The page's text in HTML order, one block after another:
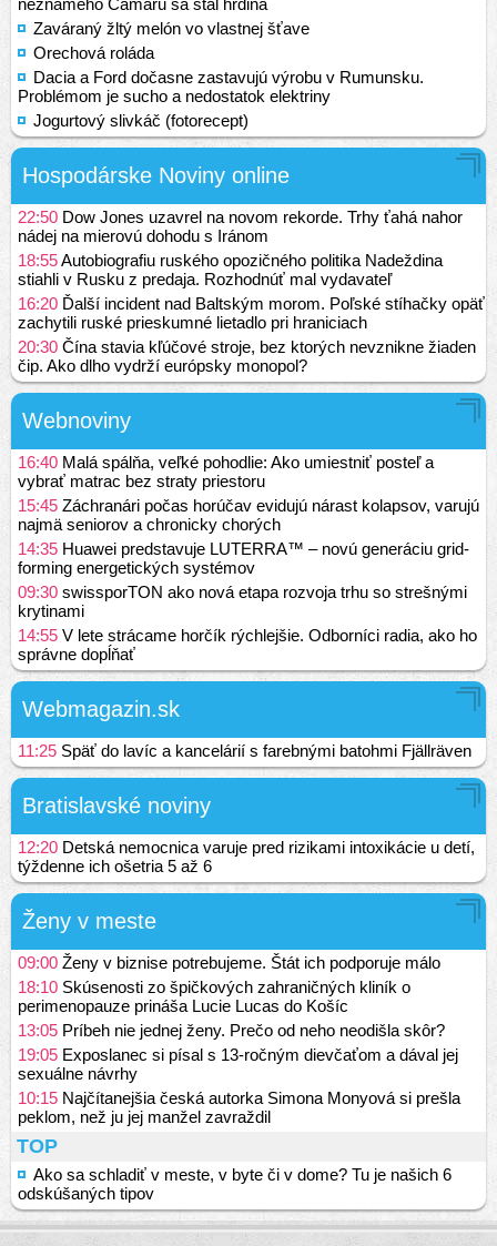
neznámeho Camaru sa stal hrdina
Zaváraný žltý melón vo vlastnej šťave
Orechová roláda
Dacia a Ford dočasne zastavujú výrobu v Rumunsku.
Problémom je sucho a nedostatok elektriny
Jogurtový slivkáč (fotorecept)
Hospodárske Noviny online
22:50 Dow Jones uzavrel na novom rekorde. Trhy ťahá nahor
nádej na mierovú dohodu s Iránom
18:55Autobiografiu ruského opozičného politika Nadeždina
stiahli v Rusku z predaja. Rozhodnúť mal vydavateľ
16:20 Ďalší incident nad Baltským morom. Poľské stíhačky opäť
zachytili ruské prieskumné lietadlo pri hraniciach
20:30 Čína stavia kľúčové stroje, bez ktorých nevznikne žiaden
čip. Ako dlho vydrží európsky monopol?
Webnoviny
16:40 Malá spálňa, veľké pohodlie: Ako umiestniť posteľ a
vybrať matrac bez straty priestoru
15:45 Záchranári počas horúčav evidujú nárast kolapsov, varujú
najmä seniorov a chronicky chorých
14:35 Huawei predstavuje LUTERRA™ – novú generáciu grid-
forming energetických systémov
09:30 swissporTON ako nová etapa rozvoja trhu so strešnými
krytinami
14:55 V lete strácame horčík rýchlejšie. Odborníci radia, ako ho
správne dopĺňať
Webmagazin.sk
11:25 Späť do lavíc a kancelárií s farebnými batohmi Fjällräven
Bratislavské noviny
12:20 Detská nemocnica varuje pred rizikami intoxikácie u detí,
týždenne ich ošetria 5 až 6
Ženy v meste
09:00 Ženy v biznise potrebujeme. Štát ich podporuje málo
18:10 Skúsenosti zo špičkových zahraničných kliník o
perimenopauze prináša Lucie Lucas do Košíc
13:05 Príbeh nie jednej ženy. Prečo od neho neodišla skôr?
19:05 Exposlanec si písal s 13-ročným dievčaťom a dával jej
sexuálne návrhy
10:15 Najčítanejšia česká autorka Simona Monyová si prešla
peklom, než ju jej manžel zavraždil
TOP
Ako sa schladiť v meste, v byte či v dome? Tu je našich 6
odskúšaných tipov